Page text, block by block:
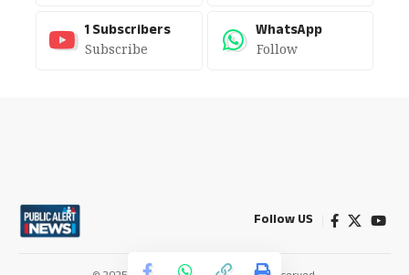
1Subscribers
Subscribe
WhatsApp
Follow
Follow US